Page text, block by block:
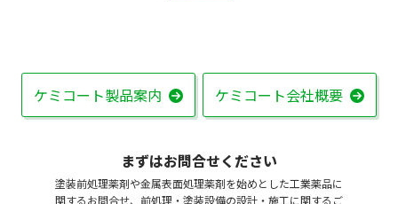
ケミコート製品案内 ケミコート会社概要
まずはお問合せください
塗装前処理薬剤や金属表面処理薬剤を始めとした工業薬品に
関するお問合せ、前処理・塗装設備の設計・施工に関するご